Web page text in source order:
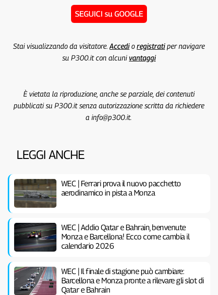
SEGUICI su GOOGLE
Stai visualizzando da visitatore. Accedio registratiper navigare
su P300.it con alcunivantaggi
È vietata la riproduzione, anche se parziale, dei contenuti
pubblicati su P300.it senza autorizzazione scritta da richiedere
a info@p300.it.
LEGGI ANCHE
WEC | Ferrari prova il nuovo pacchetto
aerodinamico in pista a Monza
WEC | Addio Qatar e Bahrain, benvenute
Monza e Barcellona! Ecco come cambia il
calendario 2026
WEC | Il finale di stagione può cambiare:
Barcellona e Monza pronte a rilevare gli slot di
Qatar e Bahrain